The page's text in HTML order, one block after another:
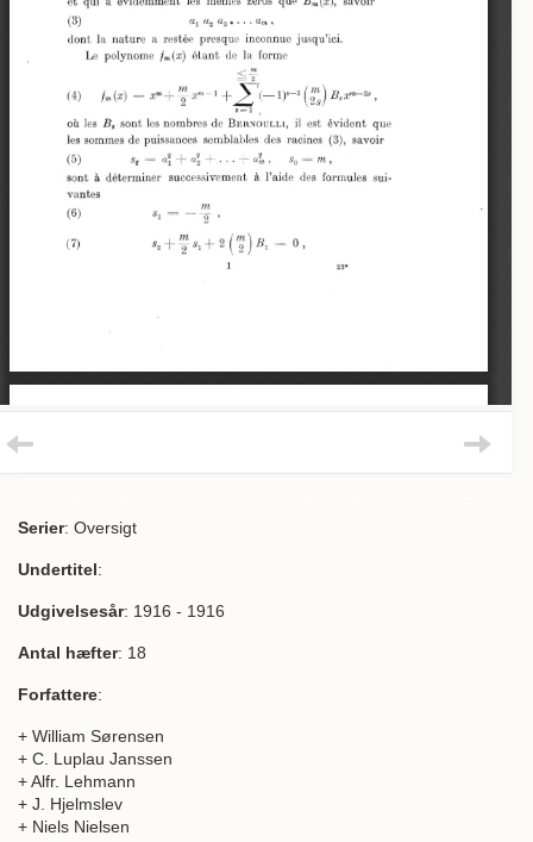
Serier: Oversigt
Undertitel:
Udgivelsesår: 1916 - 1916
Antal hæfter: 18
Forfattere:
+ William Sørensen
+ C. Luplau Janssen
+ Alfr. Lehmann
+ J. Hjelmslev
+ Niels Nielsen